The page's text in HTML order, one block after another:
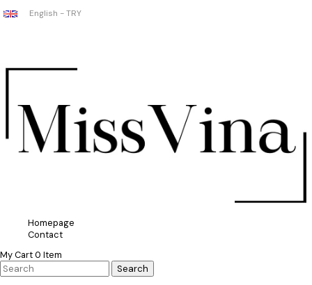
English - TRY
Homepage
Contact
My Cart0 Item